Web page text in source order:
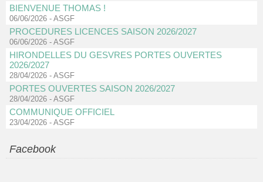
BIENVENUE THOMAS !
06/06/2026 - ASGF
PROCEDURES LICENCES SAISON 2026/2027
06/06/2026 - ASGF
HIRONDELLES DU GESVRES PORTES OUVERTES
2026/2027
28/04/2026 - ASGF
PORTES OUVERTES SAISON 2026/2027
28/04/2026 - ASGF
COMMUNIQUE OFFICIEL
23/04/2026 - ASGF
Facebook